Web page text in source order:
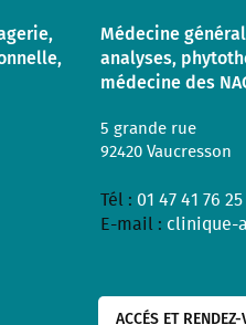
Médecine
analyses,
médecine des
5 grande rue
92420Vaucresson
Tél : 01 47 41 76 25
E-mail : clinique-
ACCÉS ET